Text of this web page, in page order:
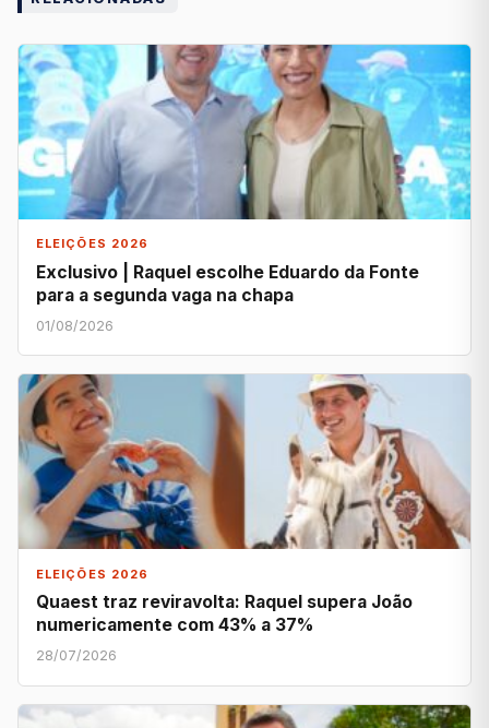
ELEIÇÕES 2026
Exclusivo | Raquel escolhe Eduardo da Fonte
para a segunda vaga na chapa
01/08/2026
ELEIÇÕES 2026
Quaest traz reviravolta: Raquel supera João
numericamente com 43% a 37%
28/07/2026